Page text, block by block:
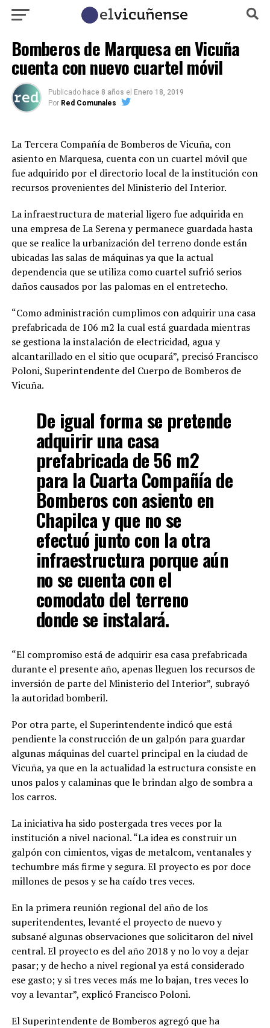
Bomberos de Marquesa en Vicuña
cuenta con nuevo cuartel móvil
Publicado hace 8 años el Enero 18, 2019
Por Red Comunales
La Tercera Compañía de Bomberos de Vicuña, con
asiento en Marquesa, cuenta con un cuartel móvil que
fue adquirido por el directorio local de la institución con
recursos provenientes del Ministerio del Interior.
La infraestructura de material ligero fue adquirida en
una empresa de La Serena y permanece guardada hasta
que se realice la urbanización del terreno donde están
ubicadas las salas de máquinas ya que la actual
dependencia que se utiliza como cuartel sufrió serios
daños causados por las palomas en el entretecho.
“Como administración cumplimos con adquirir una casa
prefabricada de 106 m2 la cual está guardada mientras
se gestiona la instalación de electricidad, agua y
alcantarillado en el sitio que ocupará”, precisó Francisco
Poloni, Superintendente del Cuerpo de Bomberos de
Vicuña.
De igual forma se pretende
adquirir una casa
prefabricada de 56 m2
para la Cuarta Compañía de
Bomberos con asiento en
Chapilca y que no se
efectuó junto con la otra
infraestructura porque aún
no se cuenta con el
comodato del terreno
donde se instalará.
“El compromiso está de adquirir esa casa prefabricada
durante el presente año, apenas lleguen los recursos de
inversión de parte del Ministerio del Interior”, subrayó
la autoridad bomberil.
Por otra parte, el Superintendente indicó que está
pendiente la construcción de un galpón para guardar
algunas máquinas del cuartel principal en la ciudad de
Vicuña, ya que en la actualidad la estructura consiste en
unos palos y calaminas que le brindan algo de sombra a
los carros.
La iniciativa ha sido postergada tres veces por la
institución a nivel nacional. “La idea es construir un
galpón con cimientos, vigas de metalcom, ventanales y
techumbre más firme y segura. El proyecto es por doce
millones de pesos y se ha caído tres veces.
En la primera reunión regional del año de los
superitendentes, levanté el proyecto de nuevo y
subsané algunas observaciones que solicitaron del nivel
central. El proyecto es del año 2018 y no lo voy a dejar
pasar; y de hecho a nivel regional ya está considerado
ese gasto; y si tres veces más me lo bajan, tres veces lo
voy a levantar”, explicó Francisco Poloni.
El Superintendente de Bomberos agregó que ha